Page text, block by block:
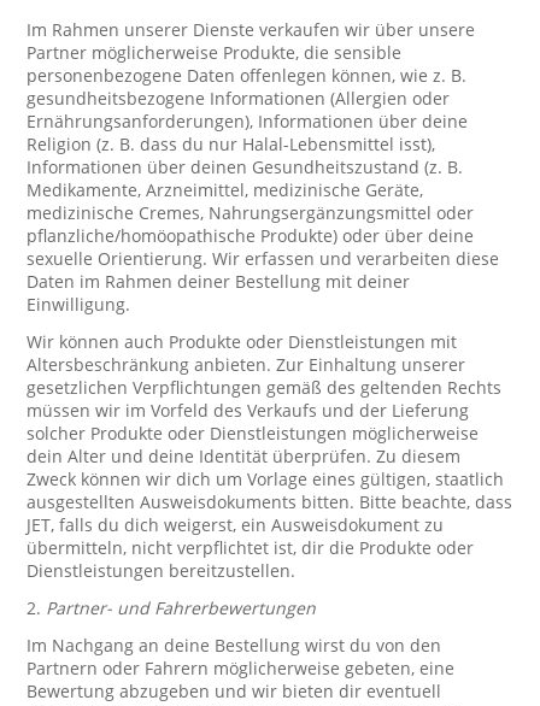
Im Rahmen unserer Dienste verkaufen wir über unsere
Partner möglicherweise Produkte, die sensible
personenbezogene Daten offenlegen können, wie z. B.
gesundheitsbezogene Informationen (Allergien oder
Ernährungsanforderungen), Informationen über deine
Religion (z. B. dass du nur Halal-Lebensmittel isst),
Informationen über deinen Gesundheitszustand (z. B.
Medikamente, Arzneimittel, medizinische Geräte,
medizinische Cremes, Nahrungsergänzungsmittel oder
pflanzliche/homöopathische Produkte) oder über deine
sexuelle Orientierung. Wir erfassen und verarbeiten diese
Daten im Rahmen deiner Bestellung mit deiner
Einwilligung.
Wir können auch Produkte oder Dienstleistungen mit
Altersbeschränkung anbieten. Zur Einhaltung unserer
gesetzlichen Verpflichtungen gemäß des geltenden Rechts
müssen wir im Vorfeld des Verkaufs und der Lieferung
solcher Produkte oder Dienstleistungen möglicherweise
dein Alter und deine Identität überprüfen. Zu diesem
Zweck können wir dich um Vorlage eines gültigen, staatlich
ausgestellten Ausweisdokuments bitten. Bitte beachte, dass
JET, falls du dich weigerst, ein Ausweisdokument zu
übermitteln, nicht verpflichtet ist, dir die Produkte oder
Dienstleistungen bereitzustellen.
2. Partner- und Fahrerbewertungen
Im Nachgang an deine Bestellung wirst du von den
Partnern oder Fahrern möglicherweise gebeten, eine
Bewertung abzugeben und wir bieten dir eventuell